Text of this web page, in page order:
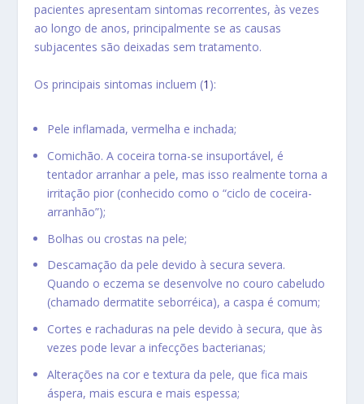
pacientes apresentam sintomas recorrentes, às vezes
ao longo de anos, principalmente se as causas
subjacentes são deixadas sem tratamento.
Os principais sintomas incluem (1 ):
Pele inflamada, vermelha e inchada;
Comichão. A coceira torna-se insuportável, é
tentador arranhar a pele, mas isso realmente torna a
irritação pior (conhecido como o “ciclo de coceira-
arranhão”);
Bolhas ou crostas na pele;
Descamação da pele devido à secura severa.
Quando o eczema se desenvolve no couro cabeludo
(chamado dermatite seborréica), a caspa é comum;
Cortes e rachaduras na pele devido à secura, que às
vezes pode levar a infecções bacterianas;
Alterações na cor e textura da pele, que fica mais
áspera, mais escura e mais espessa;